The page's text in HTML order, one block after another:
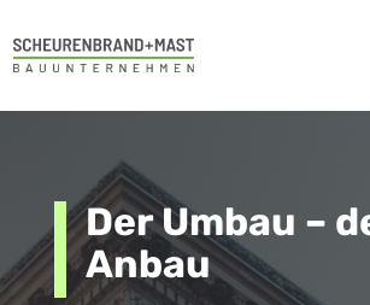
Der Umbau –
Anbau